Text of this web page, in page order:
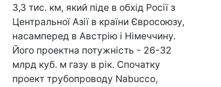
3,3 тис. км, який піде в обхід Росії з
Центральної Азії в країни Євросоюзу,
насамперед в Австрію і Німеччину.
Його проектна потужність - 26-32
млрд куб. м газу в рік. Спочатку
проект трубопроводу Nabucco,